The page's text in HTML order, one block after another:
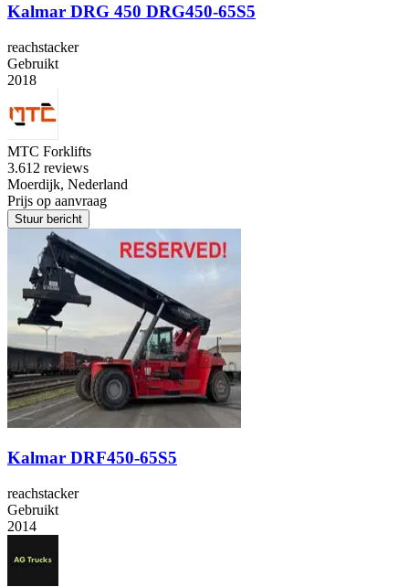
Kalmar DRG 450 DRG450-65S5
reachstacker
Gebruikt
2018
MTC Forklifts
3.612 reviews
Moerdijk, Nederland
Prijs op aanvraag
Stuur bericht
Kalmar DRF450-65S5
reachstacker
Gebruikt
2014